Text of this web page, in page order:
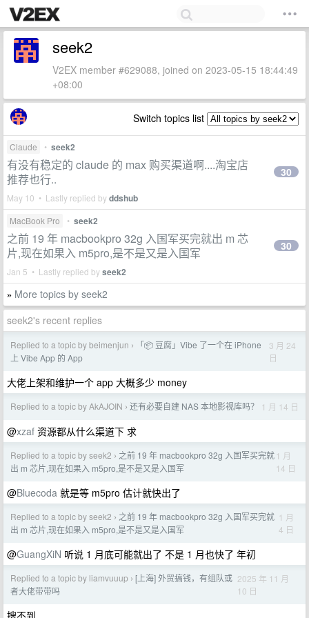
seek2
V2EX member #629088, joined on 2023-05-15 18:44:49
+08:00
Switch topics list
Claude • seek2
有没有稳定的 claude 的 max 购买渠道啊....淘宝店
推荐也行..
May 10 • Lastly replied byddshub
30
MacBook Pro • seek2
之前 19 年 macbookpro 32g 入国军买完就出 m 芯
片,现在如果入 m5pro,是不是又是入国军
Jan 5 • Lastly replied byseek2
30
» More topics by seek2
seek2's recent replies
Replied to a topic by beimenjun ›
「📦 豆腐」Vibe 了一个在 iPhone
上 Vibe App 的 App
3 月 24
日
大佬上架和维护一个 app 大概多少 money
Replied to a topic by AkAJOIN › 还有必要自建 NAS 本地影视库吗？ 1 月 14 日
@xzaf 资源都从什么渠道下 求
Replied to a topic by seek2 › 之前 19 年 macbookpro 32g 入国军买完就
出 m 芯片,现在如果入 m5pro,是不是又是入国军
1 月
14 日
@Bluecoda 就是等 m5pro 估计就快出了
Replied to a topic by seek2 › 之前 19 年 macbookpro 32g 入国军买完就
出 m 芯片,现在如果入 m5pro,是不是又是入国军
1 月
4 日
@GuangXiN 听说 1 月底可能就出了 不是 1 月也快了 年初
Replied to a topic by liamvuuup › [上海] 外贸搞钱，有组队或
者大佬带带吗
2025 年 11 月
10 日
搜不到...